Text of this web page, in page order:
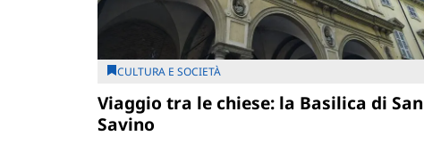
CULTURA E SOCIETÀ
Viaggio tra le chiese: la Basilica di San
Savino